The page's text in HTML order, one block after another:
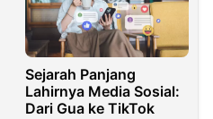
Sejarah Panjang
Lahirnya Media Sosial:
Dari Gua ke TikTok